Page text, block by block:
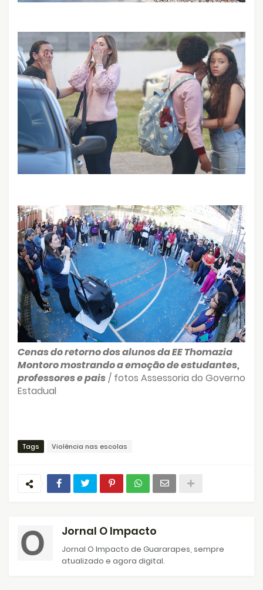
Cenas do retorno dos alunos da EE Thomazia
Montoro mostrando a emoção de estudantes,
professores e pais/ fotos Assessoria do Governo
Estadual
Tags Violência nas escolas
Jornal O Impacto
Jornal O Impacto de Guararapes, sempre
atualizado e agora digital.